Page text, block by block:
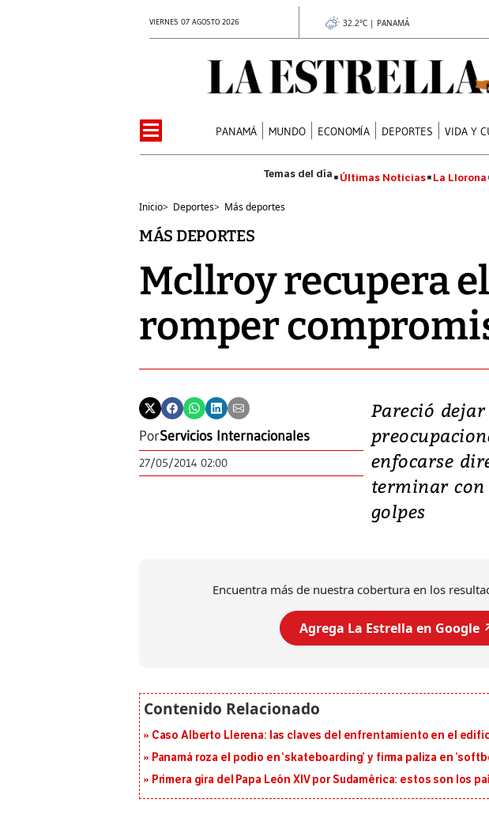
VIERNES 07 AGOSTO 2026 32.2°C | PANAMÁ
PANAMÁ MUNDO ECONOMÍA DEPORTES VIDA Y
Últimas Noticias La Llorona
Inicio> Deportes> Más deportes
MÁS DEPORTES
Mcllroy recupera
romper
PorServicios Internacionales
27/05/2014 02:00
Pareció
enfocarse
terminar
golpes
Encuentra más de nuestra cobertura en los
Agrega La Estrella en Google
Caso Alberto Llerena: las claves del enfrentamiento en el
Panamá roza el podio en ‘skateboarding’ y firma paliza en
Primera gira del Papa León XIV por Sudamérica: estos son los
en
Entre
da